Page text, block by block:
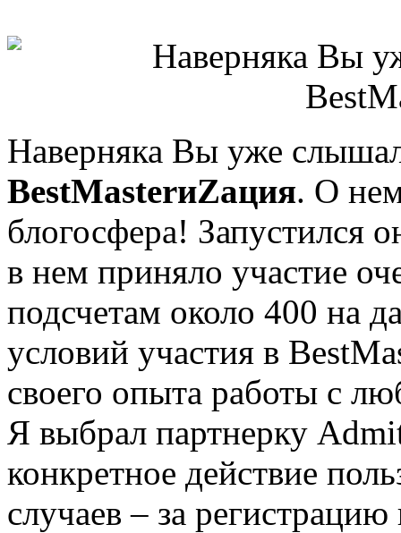
Наверняка Вы уже
BestMasterиZация. О
блогосфера! Запустился
в нем приняло участие
подсчетам около 400 на
условий участия в
своего опыта работы с
Я выбрал партнерку
конкретное действие
случаев – за